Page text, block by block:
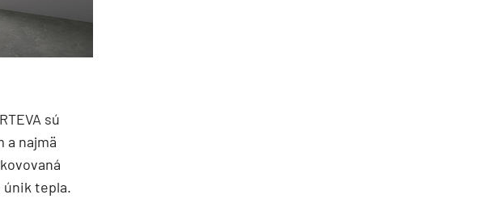
sú
a najmä
únik tepla.